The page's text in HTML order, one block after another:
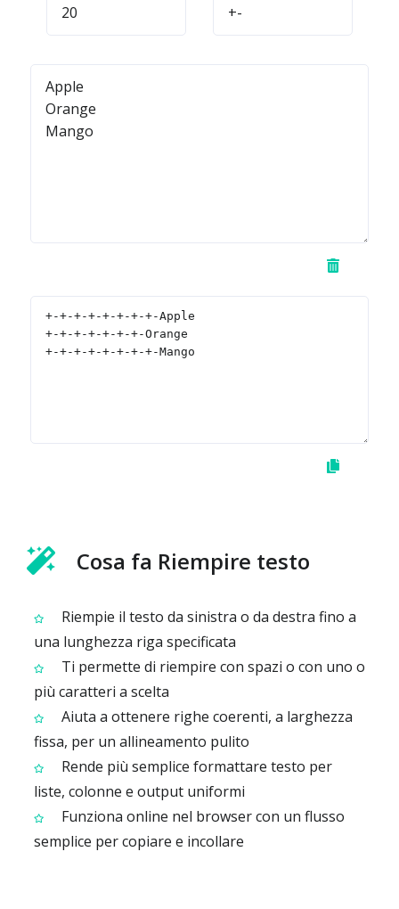
Cosa fa Riempire testo
Riempie il testo da sinistra o da destra fino a
una lunghezza riga specificata
Ti permette di riempire con spazi o con uno o
più caratteri a scelta
Aiuta a ottenere righe coerenti, a larghezza
fissa, per un allineamento pulito
Rende più semplice formattare testo per
liste, colonne e output uniformi
Funziona online nel browser con un flusso
semplice per copiare e incollare